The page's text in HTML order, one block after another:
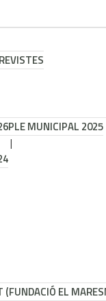
PLE MUNICIPAL 2025
EL